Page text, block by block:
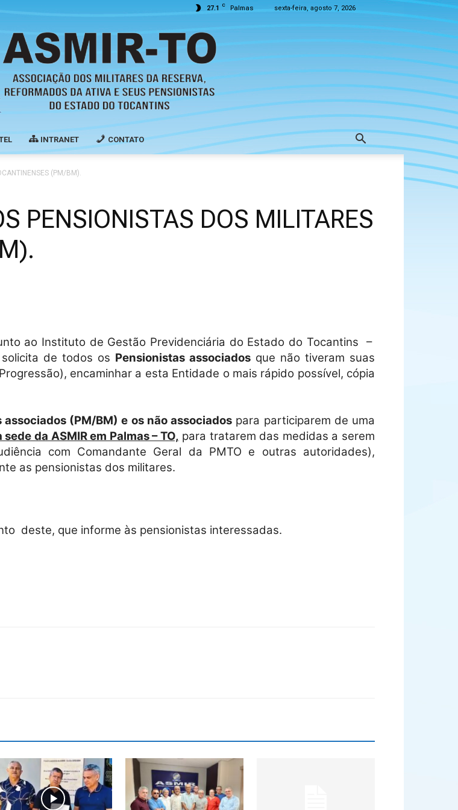
27.1 C Palmas sexta-feira, agosto 7, 2026
do
INTRANET CONTATO
(PM/BM).
PENSIONISTAS DOS MILITARES
ao Instituto de Gestão Previdenciária do Estado do Tocantins
–
solicita de todos os Pensionistas associados que não tiveram suas
encaminhar a esta Entidade o mais rápido possível, cópia
associados (PM/BM) e os não associados para participarem de uma
da ASMIR em Palmas – TO, para tratarem das medidas a serem
com Comandante Geral da PMTO e outras autoridades),
as pensionistas dos militares.
deste, que informe às pensionistas interessadas.